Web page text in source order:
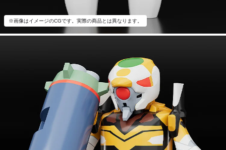
※画像はイメージのCGです。実際の商品とは異なります。